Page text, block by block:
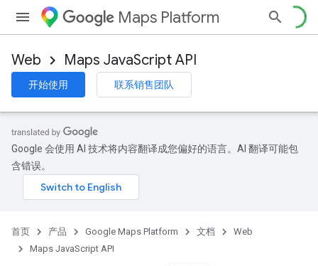
Maps Platform
Web Maps JavaScript API
开始使用 联系销售团队
Google 会使用 AI 技术将内容翻译成您偏好的语言。AI 翻译可能包
含错误。
首页 产品 Google Maps Platform 文档
Web
Maps JavaScript API